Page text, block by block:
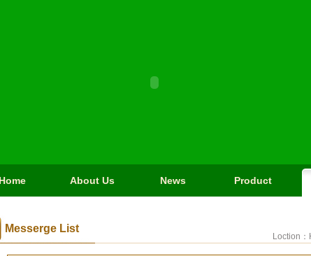
Home About Us News Product
Messerge List
Loction：